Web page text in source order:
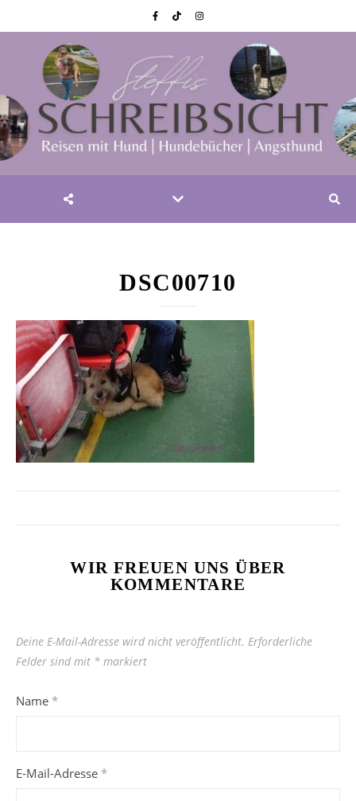
DSC00710
WIR FREUEN UNS ÜBER
KOMMENTARE
Deine E-Mail-Adresse wird nicht veröffentlicht. Erforderliche
Felder sind mit * markiert
Name *
E-Mail-Adresse *